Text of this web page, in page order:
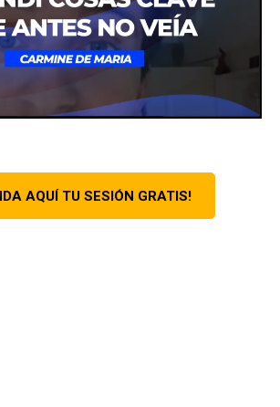
AQUÍ TU SESIÓN GRATIS!